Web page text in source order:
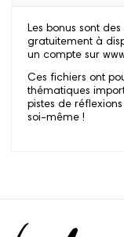
Les bonus sont
gratuitement à
un compte sur
Ces fichiers ont
thématiques
pistes de
soi-même !